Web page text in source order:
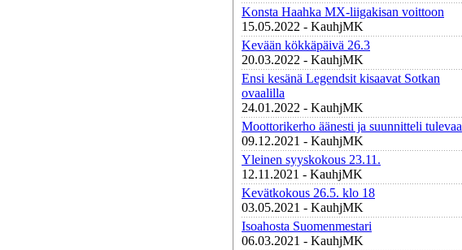
Konsta Haahka MX-liigakisan voittoon
15.05.2022 - KauhjMK
Kevään kökkäpäivä 26.3
20.03.2022 - KauhjMK
Ensi kesänä Legendsit kisaavat Sotkan
ovaalilla
24.01.2022 - KauhjMK
Moottorikerho äänesti ja suunnitteli tulevaa
09.12.2021 - KauhjMK
Yleinen syyskokous 23.11.
12.11.2021 - KauhjMK
Kevätkokous 26.5. klo 18
03.05.2021 - KauhjMK
Isoahosta Suomenmestari
06.03.2021 - KauhjMK